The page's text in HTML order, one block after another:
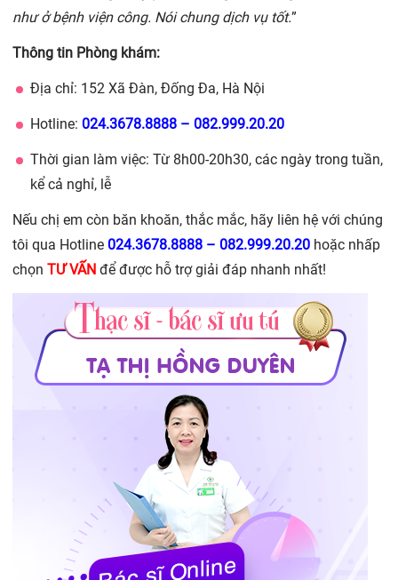
như ở bệnh viện công. Nói chung dịch vụ tốt.”
Thông tin Phòng khám:
Địa chỉ: 152 Xã Đàn, Đống Đa, Hà Nội
Hotline: 024.3678.8888 – 082.999.20.20
Thời gian làm việc: Từ 8h00-20h30, các ngày trong tuần,
kể cả nghỉ, lễ
Nếu chị em còn băn khoăn, thắc mắc, hãy liên hệ với chúng
tôi qua Hotline 024.3678.8888 – 082.999.20.20 hoặc nhấp
chọn TƯ VẤN để được hỗ trợ giải đáp nhanh nhất!